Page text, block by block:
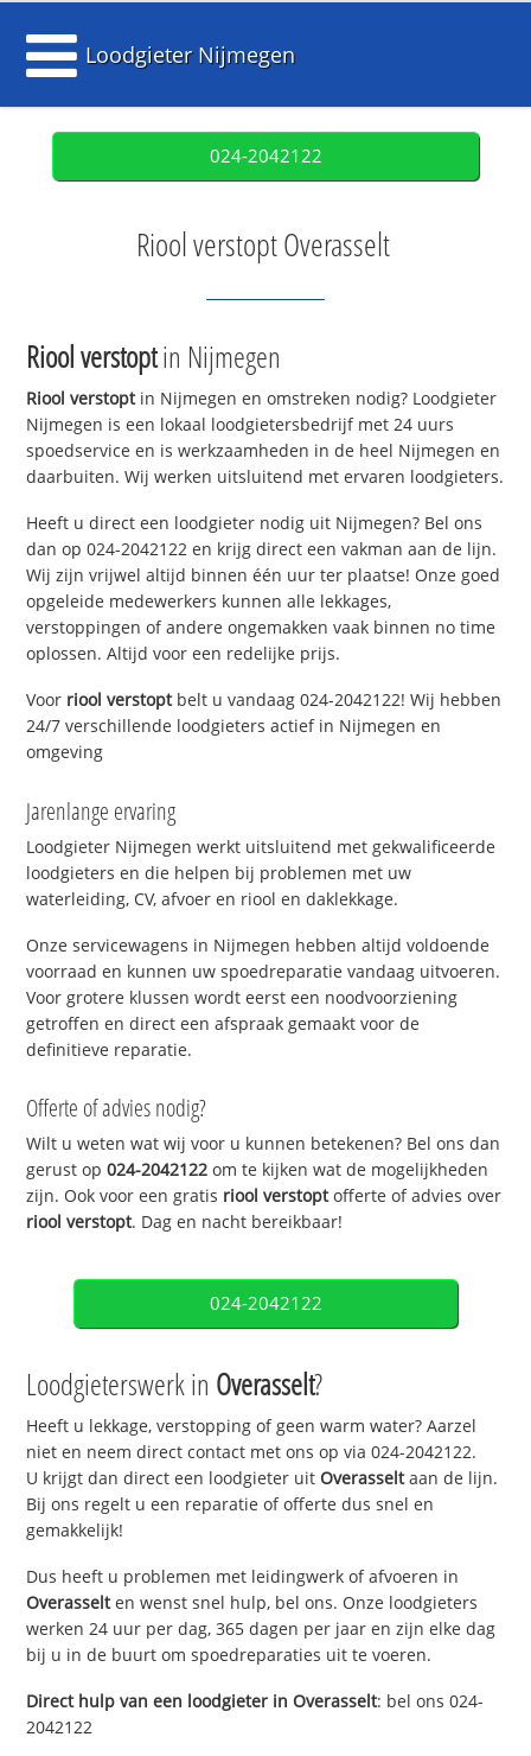
Loodgieter Nijmegen
024-2042122
Riool verstopt Overasselt
Riool verstoptin Nijmegen
Riool verstoptin Nijmegen en omstreken nodig? Loodgieter
Nijmegen is een lokaal loodgietersbedrijf met 24 uurs
spoedservice en is werkzaamheden in de heel Nijmegen en
daarbuiten. Wij werken uitsluitend met ervaren loodgieters.
Heeft u direct een loodgieter nodig uit Nijmegen? Bel ons
dan op 024-2042122 en krijg direct een vakman aan de lijn.
Wij zijn vrijwel altijd binnen één uur ter plaatse! Onze goed
opgeleide medewerkers kunnen alle lekkages,
verstoppingen of andere ongemakken vaak binnen no time
oplossen. Altijd voor een redelijke prijs.
Voor riool verstoptbelt u vandaag 024-2042122! Wij hebben
24/7 verschillende loodgieters actief in Nijmegen en
omgeving
Jarenlange ervaring
Loodgieter Nijmegen werkt uitsluitend met gekwalificeerde
loodgieters en die helpen bij problemen met uw
waterleiding, CV, afvoer en riool en daklekkage.
Onze servicewagens in Nijmegen hebben altijd voldoende
voorraad en kunnen uw spoedreparatie vandaag uitvoeren.
Voor grotere klussen wordt eerst een noodvoorziening
getroffen en direct een afspraak gemaakt voor de
definitieve reparatie.
Offerte of advies nodig?
Wilt u weten wat wij voor u kunnen betekenen? Bel ons dan
gerust op024-2042122 om te kijken wat de mogelijkheden
zijn. Ook voor een gratis riool verstoptofferte of advies over
riool verstopt. Dag en nacht bereikbaar!
024-2042122
Loodgieterswerk in Overasselt?
Heeft u lekkage, verstopping of geen warm water? Aarzel
niet en neem direct contact met ons op via 024-2042122.
U krijgt dan direct een loodgieter uitOverasseltaan de lijn.
Bij ons regelt u een reparatie of offerte dus snel en
gemakkelijk!
Dus heeft u problemen met leidingwerk of afvoeren in
Overasselten wenst snel hulp, bel ons. Onze loodgieters
werken 24 uur per dag, 365 dagen per jaar en zijn elke dag
bij u in de buurt om spoedreparaties uit te voeren.
Direct hulp van een loodgieter inOverasselt: bel ons 024-
2042122